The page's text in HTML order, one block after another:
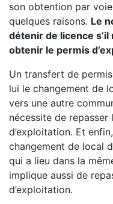
son obtention par
quelques raisons. Le
détenir de licence s’il
obtenir le permis
Un transfert de
lui le changement de
vers une autre
nécessite de repasser
d’exploitation. Et
changement de local
qui a lieu dans la
implique aussi de
d’exploitation.